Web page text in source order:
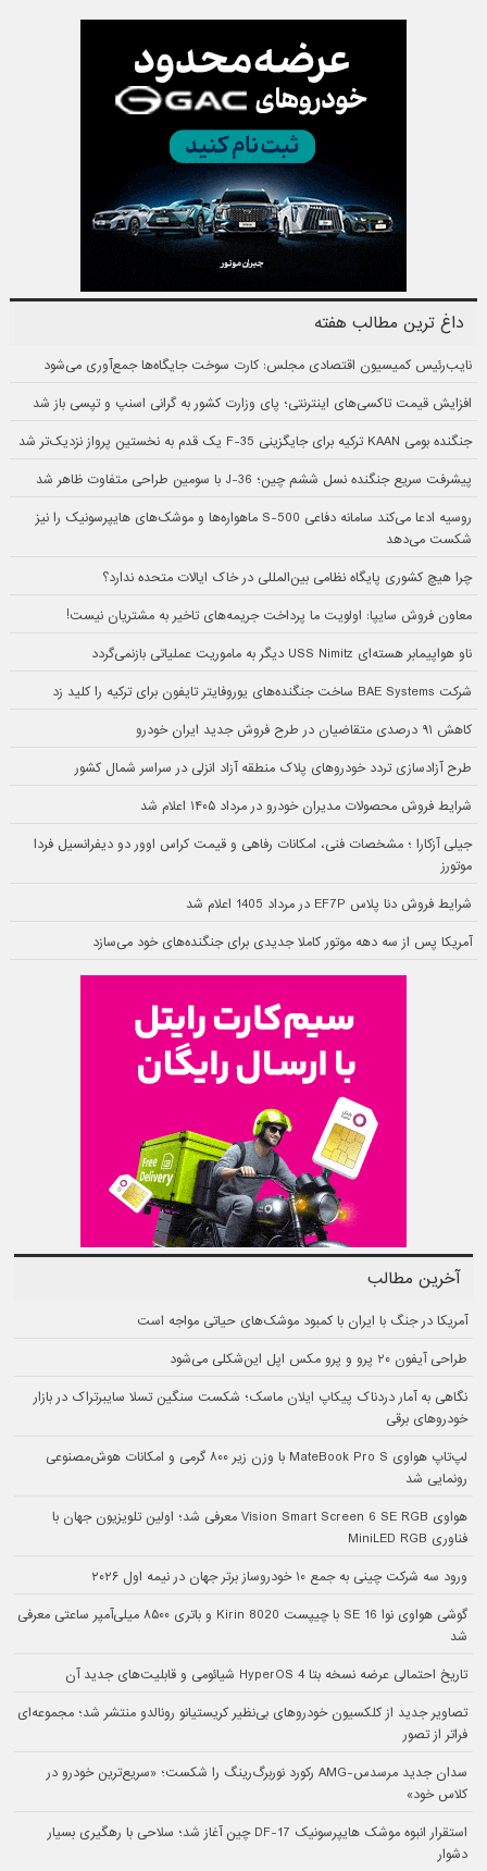
داغ ترین مطالب هفته
نایب‌رئیس کمیسیون اقتصادی مجلس: کارت سوخت جایگاه‌ها جمع‌آوری می‌شود
افزایش قیمت تاکسی‌های اینترنتی؛ پای وزارت کشور به گرانی اسنپ و تپسی باز شد
جنگنده بومی KAAN ترکیه برای جایگزینی F-35 یک قدم به نخستین پرواز نزدیک‌تر شد
پیشرفت سریع جنگنده نسل ششم چین؛ J-36 با سومین طراحی متفاوت ظاهر شد
روسیه ادعا می‌کند سامانه دفاعی S-500 ماهواره‌ها و موشک‌های هایپرسونیک را نیز
شکست می‌دهد
چرا هیچ کشوری پایگاه نظامی بین‌المللی در خاک ایالات متحده ندارد؟
معاون فروش سایپا: اولویت ما پرداخت جریمه‌های تاخیر به مشتریان نیست!
ناو هواپیمابر هسته‌ای USS Nimitz دیگر به ماموریت عملیاتی بازنمی‌گردد
شرکت BAE Systems ساخت جنگنده‌های یوروفایتر تایفون برای ترکیه را کلید زد
کاهش ۹۱ درصدی متقاضیان در طرح فروش جدید ایران خودرو
طرح آزادسازی تردد خودروهای پلاک منطقه آزاد انزلی در سراسر شمال کشور
شرایط فروش محصولات مدیران خودرو در مرداد ۱۴۰۵ اعلام شد
جیلی آزکارا ؛ مشخصات فنی، امکانات رفاهی و قیمت کراس اوور دو دیفرانسیل فردا
موتورز
شرایط فروش دنا پلاس EF7P در مرداد 1405 اعلام شد
آمریکا پس از سه دهه موتور کاملا جدیدی برای جنگنده‌های خود می‌سازد
آخرین مطالب
آمریکا در جنگ با ایران با کمبود موشک‌های حیاتی مواجه است
طراحی آیفون ۲۰ پرو و پرو مکس اپل این‌شکلی می‌شود
نگاهی به آمار دردناک پیکاپ ایلان ماسک؛ شکست سنگین تسلا سایبرتراک در بازار
خودروهای برقی
لپ‌تاپ هواوی MateBook Pro S با وزن زیر ۸۰۰ گرمی و امکانات هوش‌مصنوعی
رونمایی شد
هواوی Vision Smart Screen 6 SE RGB معرفی شد؛ اولین تلویزیون جهان با
فناوری MiniLED RGB
ورود سه شرکت چینی به جمع ۱۰ خودروساز برتر جهان در نیمه اول ۲۰۲۶
گوشی هواوی نوا 16 SE با چیپست Kirin 8020 و باتری ۸۵۰۰ میلی‌آمپر ساعتی معرفی
شد
تاریخ احتمالی عرضه نسخه بتا HyperOS 4 شیائومی و قابلیت‌های جدید آن
تصاویر جدید از کلکسیون خودروهای بی‌نظیر کریستیانو رونالدو منتشر شد؛ مجموعه‌ای
فراتر از تصور
سدان جدید مرسدس-AMG رکورد نوربرگ‌رینگ را شکست؛ «سریع‌ترین خودرو در
کلاس خود»
استقرار انبوه موشک هایپرسونیک DF-17 چین آغاز شد؛ سلاحی با رهگیری بسیار
دشوار